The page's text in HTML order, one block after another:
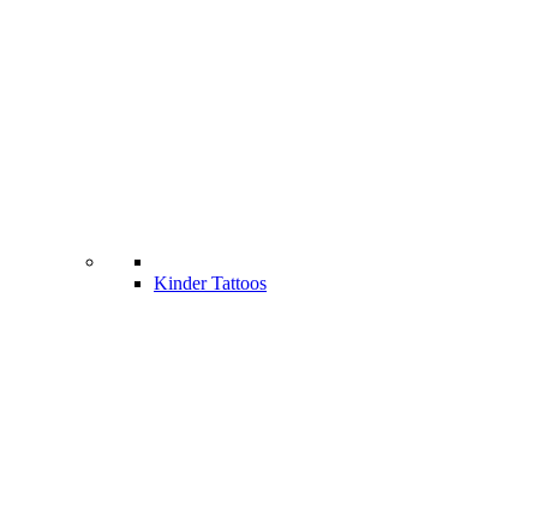
Kinder Tattoos